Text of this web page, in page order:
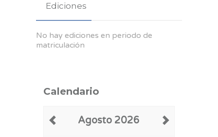
Ediciones
No hay ediciones en periodo de
matriculación
Calendario
Agosto 2026